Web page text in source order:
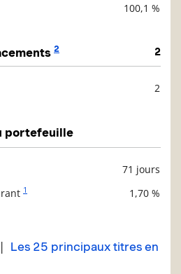
100,1 %
2 2
2
portefeuille
71 jours
1 1,70 %
| Les 25 principaux titres en